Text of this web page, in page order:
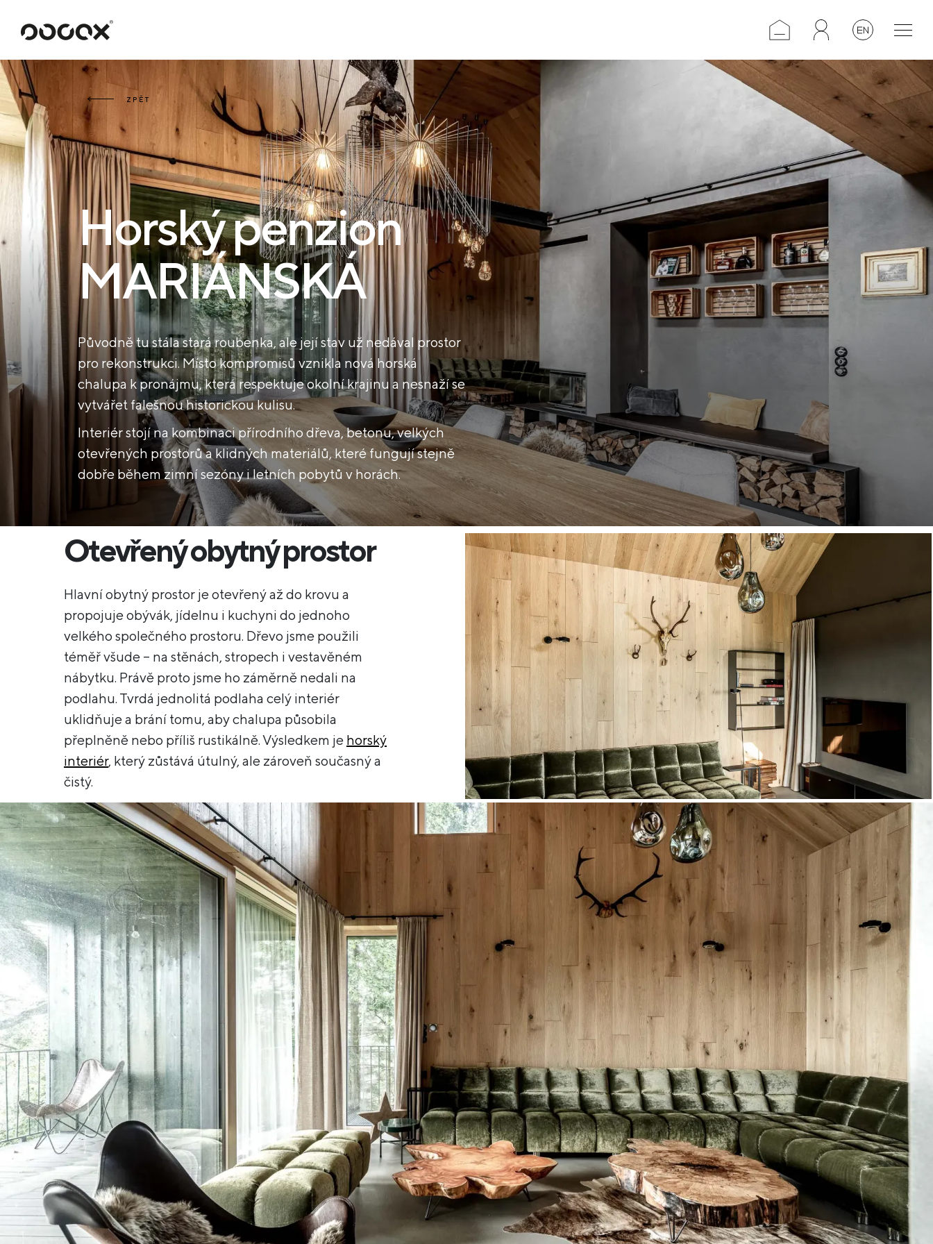
U
ČTI JAKO
ZPĚT
Horský penzion
MARIÁNSKÁ
Původně tu stála stará roubenka, ale její stav už nedával prostor
pro rekonstrukci. Místo kompromisů vznikla nová horská
chalupa k pronájmu, která respektuje okolní krajinu a nesnaží se
vytvářet falešnou historickou kulisu.
Interiér stojí na kombinaci přírodního dřeva, betonu, velkých
otevřených prostorů a klidných materiálů, které fungují stejně
dobře během zimní sezóny i letních pobytů v horách.
Otevřený obytný prostor
Hlavní obytný prostor je otevřený až do krovu a
propojuje obývák, jídelnu i kuchyni do jednoho
velkého společného prostoru. Dřevo jsme použili
téměř všude – na stěnách, stropech i vestavěném
nábytku. Právě proto jsme ho záměrně nedali na
podlahu. Tvrdá jednolitá podlaha celý interiér
uklidňuje a brání tomu, aby chalupa působila
přeplněně nebo příliš rustikálně. Výsledkem je horský
interiér, který zůstává útulný, ale zároveň současný a
čistý.